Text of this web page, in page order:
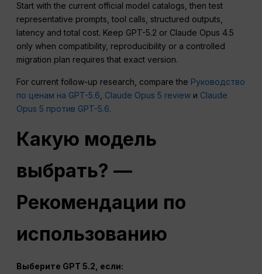
Start with the current official model catalogs, then test
representative prompts, tool calls, structured outputs,
latency and total cost. Keep GPT-5.2 or Claude Opus 4.5
only when compatibility, reproducibility or a controlled
migration plan requires that exact version.
For current follow-up research, compare the Руководство
по ценам на GPT-5.6 Claude Opus 5 review и Claude
Opus 5 против GPT-5.6.
Какую модель
выбрать? —
Рекомендации по
использованию
Выберите GPT 5.2, если: